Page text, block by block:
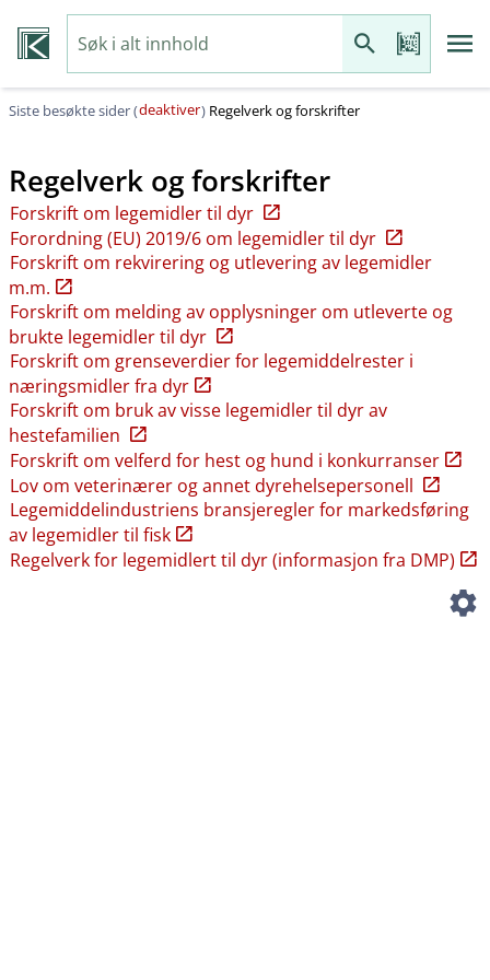
Siste besøkte sider (deaktiver) Regelverk og forskrifter
Regelverk og forskrifter
Forskrift om legemidler til dyr
Forordning (EU) 2019/6 om legemidler til dyr
Forskrift om rekvirering og utlevering av legemidler
m.m.
Forskrift om melding av opplysninger om utleverte og
brukte legemidler til dyr
Forskrift om grenseverdier for legemiddelrester i
næringsmidler fra dyr
Forskrift om bruk av visse legemidler til dyr av
hestefamilien
Forskrift om velferd for hest og hund i konkurranser
Lov om veterinærer og annet dyrehelsepersonell
Legemiddelindustriens bransjeregler for markedsføring
av legemidler til fisk
Regelverk for legemidlert til dyr (informasjon fra DMP)